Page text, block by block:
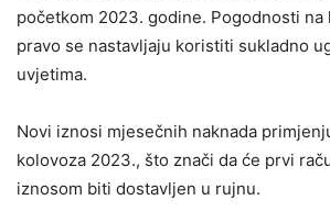
početkom 2023. godine. Pogodnosti
pravo se nastavljaju koristiti sukladno
uvjetima.
Novi iznosi mjesečnih naknada
kolovoza 2023., što znači da će prvi
iznosom biti dostavljen u rujnu.